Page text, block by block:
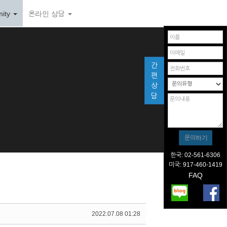
온라인 상담
2022.07.08 01:28
간
편
상
담
한국: 02-561-6306
미국: 917-460-1419
FAQ